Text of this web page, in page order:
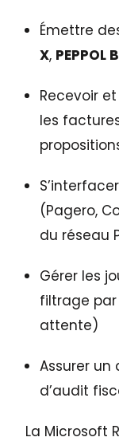
Émettre
X, PEPPOL
Recevoir
les
(Pagero,
du réseau
Gérer les
filtrage
attente)
Assurer
d’audit
La Microsoft